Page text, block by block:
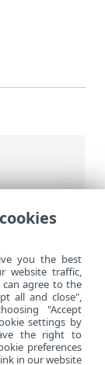
you the best
website traffic,
can agree to the
all and close",
"Accept
settings by
the right to
preferences
in our website